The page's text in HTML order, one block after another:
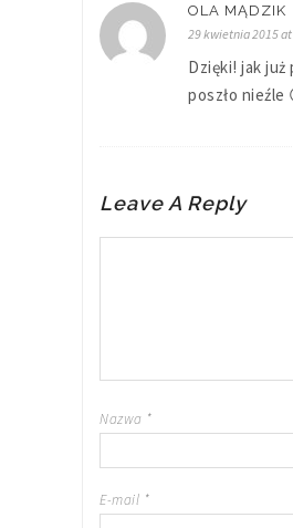
OLA MĄDZIK
29 kwietnia 2015
Dzięki! jak
poszło nieźle
Leave A Reply
Nazwa *
E-mail *